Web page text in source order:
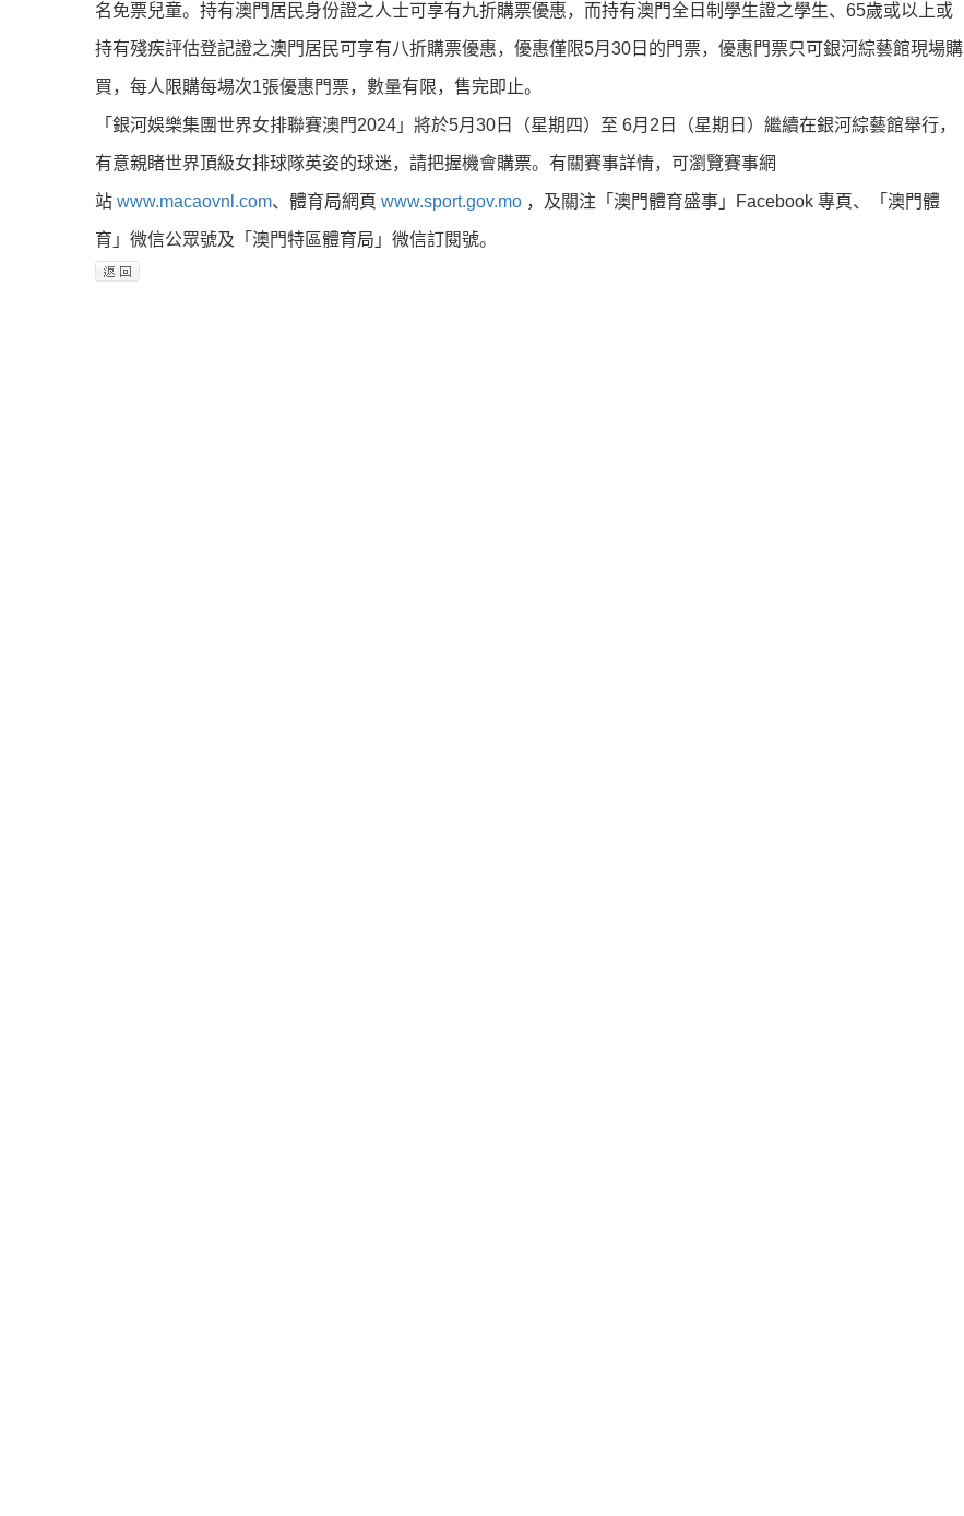
名免票兒童。持有澳門居民身份證之人士可享有九折購票優惠，而持有澳門全日制學生證之學生、65歲或以上或
持有殘疾評估登記證之澳門居民可享有八折購票優惠，優惠僅限5月30日的門票，優惠門票只可銀河綜藝館現場購
買，每人限購每場次1張優惠門票，數量有限，售完即止。
「銀河娛樂集團世界女排聯賽澳門2024」將於5月30日（星期四）至 6月2日（星期日）繼續在銀河綜藝館舉行，
有意親睹世界頂級女排球隊英姿的球迷，請把握機會購票。有關賽事詳情，可瀏覽賽事網
站 www.macaovnl.com、體育局網頁 www.sport.gov.mo ，及關注「澳門體育盛事」Facebook 專頁、「澳門體
育」微信公眾號及「澳門特區體育局」微信訂閱號。